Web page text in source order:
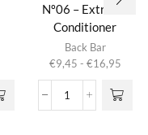
Nº06 – Extreme
Conditioner
Avocado & Wheat
Back Bar
€9,45 - €16,95
tot
Nº06
heeft
meerdere
Deze optie